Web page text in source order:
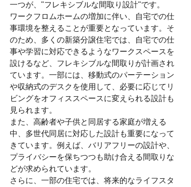
一つが、"フレキシブルな間取り設計"です。
ワークフロムホームの増加に伴い、自宅での仕
事環境を整えることが重要となっています。そ
のため、多くの新築分譲住宅では、自宅での仕
事や学習に対応できるようなワークスペースを
設けるなど、フレキシブルな間取りが計画され
ています。一部には、移動式のパーテーション
や収納式のデスクを使用して、必要に応じてリ
ビングをオフィススペースに変えられる設計も
見られます。
また、高齢者や子供と同居する家庭が増える
中、多世代同居に対応した設計も重要になって
きています。例えば、バリアフリーの設計や、
プライバシーを保ちつつも助け合える間取りな
どが求められています。
さらに、一部の住宅では、将来的なライフスタ